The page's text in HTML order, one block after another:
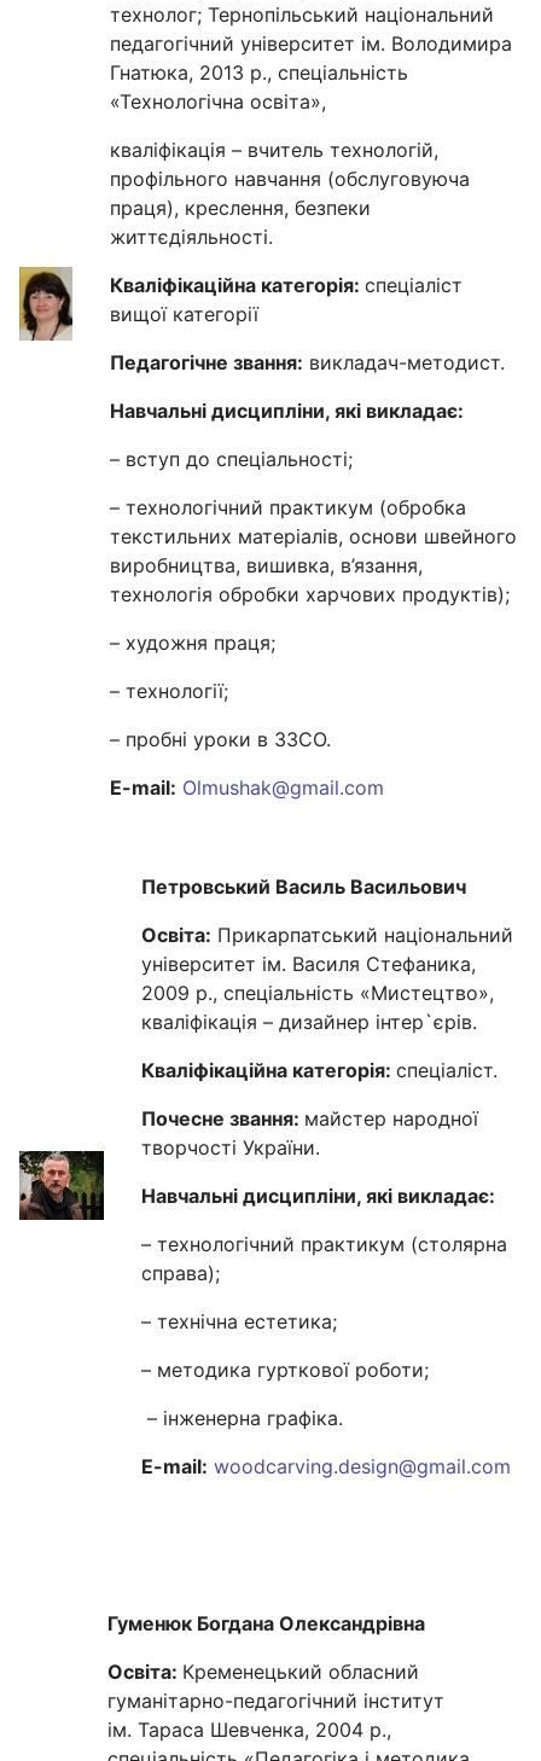
технолог; Тернопільський національний
педагогічний університет ім. Володимира
Гнатюка, 2013 р., спеціальність
«Технологічна освіта»,
кваліфікація – вчитель технологій,
профільного навчання (обслуговуюча
праця), креслення, безпеки
життєдіяльності.
Кваліфікаційна категорія: спеціаліст
вищої категорії
Педагогічне звання: викладач-методист.
Навчальні дисципліни, які викладає:
– вступ до спеціальності;
– технологічний практикум (обробка
текстильних матеріалів, основи швейного
виробництва, вишивка, в’язання,
технологія обробки харчових продуктів);
– художня праця;
– технології;
– пробні уроки в ЗЗСО.
E-mail: Olmushak@gmail.com
Петровський Василь Васильович
Освіта: Прикарпатський національний
університет ім. Василя Стефаника,
2009 р., спеціальність «Мистецтво»,
кваліфікація – дизайнер інтер`єрів.
Кваліфікаційна категорія: спеціаліст.
Почесне звання: майстер народної
творчості України.
Навчальні дисципліни, які викладає:
– технологічний практикум (столярна
справа);
– технічна естетика;
– методика гурткової роботи;
– інженерна графіка.
E-mail: woodcarving.design@gmail.com
Гуменюк Богдана Олександрівна
Освіта: Кременецький обласний
гуманітарно-педагогічний інститут
ім. Тараса Шевченка, 2004 р.,